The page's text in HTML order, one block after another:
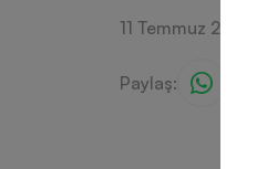
11 Temmuz 2016
Paylaş: